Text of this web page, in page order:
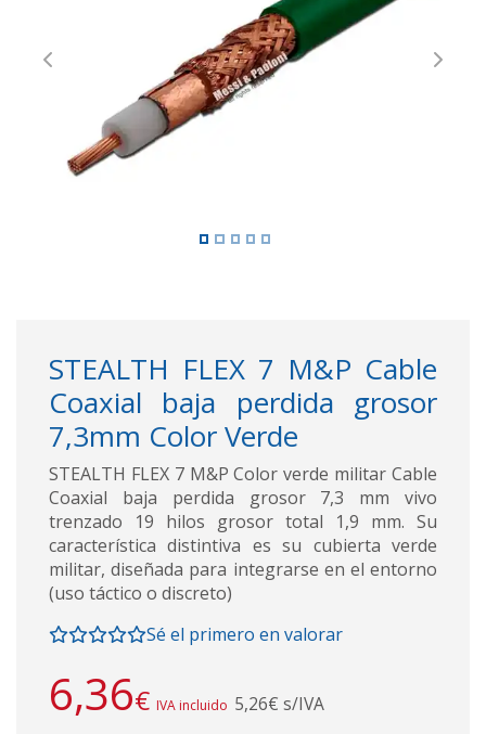
Previous Next
STEALTH FLEX 7 M&P Cable
Coaxial baja perdida grosor
7,3mm Color Verde
STEALTH FLEX 7 M&P Color verde militar Cable
Coaxial baja perdida grosor 7,3 mm vivo
trenzado 19 hilos grosor total 1,9 mm. Su
característica distintiva es su cubierta verde
militar, diseñada para integrarse en el entorno
(uso táctico o discreto)
Sé el primero en valorar
6,36€ IVA incluido 5,26€ s/IVA